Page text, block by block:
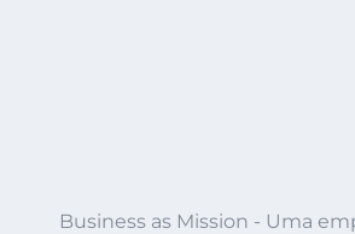
Business as Mission - Uma